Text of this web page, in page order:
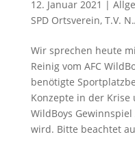
12. Januar 2021 |
SPD Ortsverein, T.V.
Wir sprechen heute
Reinig vom AFC
benötigte
Konzepte in der
WildBoys
wird. Bitte beachtet